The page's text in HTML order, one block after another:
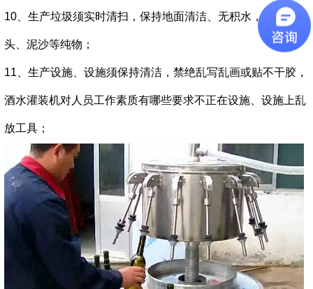
10、生产垃圾须实时清扫，保持地面清洁、无积水，地面无烟
头、泥沙等纯物；
11、生产设施、设施须保持清洁，禁绝乱写乱画或贴不干胶，
酒水灌装机对人员工作素质有哪些要求不正在设施、设施上乱
放工具；